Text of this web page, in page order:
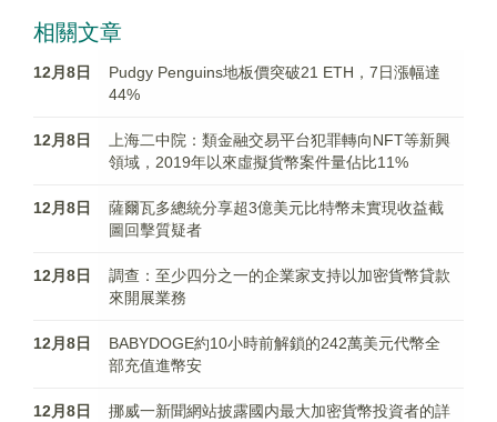
相關文章
12月8日
Pudgy Penguins地板價突破21 ETH，7日漲幅達
44%
12月8日
上海二中院：類金融交易平台犯罪轉向NFT等新興
領域，2019年以來虛擬貨幣案件量佔比11%
12月8日
薩爾瓦多總統分享超3億美元比特幣未實現收益截
圖回擊質疑者
12月8日
調查：至少四分之一的企業家支持以加密貨幣貸款
來開展業務
12月8日
BABYDOGE約10小時前解鎖的242萬美元代幣全
部充值進幣安
12月8日
挪威一新聞網站披露國内最大加密貨幣投資者的詳